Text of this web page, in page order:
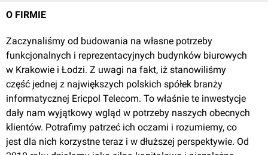
Łódź , Sienkiewicza 175
O FIRMIE
Zaczynaliśmy od budowania na własne potrzeby
funkcjonalnych i reprezentacyjnych budynków biurowych
w Krakowie i Łodzi. Z uwagi na fakt, iż stanowiliśmy
część jednej z największych polskich spółek branży
informatycznej Ericpol Telecom. To właśnie te inwestycje
dały nam wyjątkowy wgląd w potrzeby naszych obecnych
klientów. Potrafimy patrzeć ich oczami i rozumiemy, co
jest dla nich korzystne teraz i w dłuższej perspektywie. Od